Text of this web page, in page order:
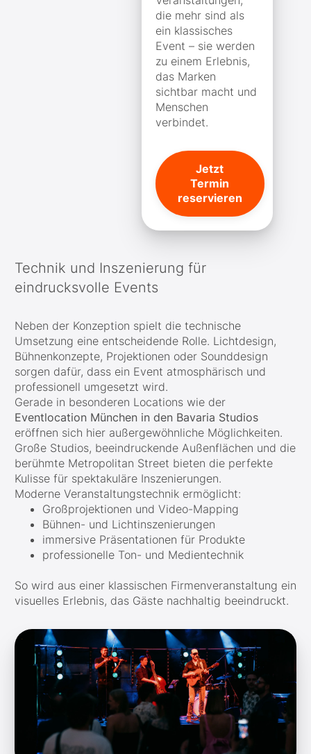
die mehr sind als
ein klassisches
Event – sie werden
zu einem Erlebnis,
das Marken
sichtbar macht und
Menschen
verbindet.
Jetzt
Termin
reservieren
Technik und Inszenierung für
eindrucksvolle Events
Neben der Konzeption spielt die technische
Umsetzung eine entscheidende Rolle. Lichtdesign,
Bühnenkonzepte, Projektionen oder Sounddesign
sorgen dafür, dass ein Event atmosphärisch und
professionell umgesetzt wird.
Gerade in besonderen Locations wie der
Eventlocation München in den Bavaria Studios
eröffnen sich hier außergewöhnliche Möglichkeiten.
Große Studios, beeindruckende Außenflächen und die
berühmte Metropolitan Street bieten die perfekte
Kulisse für spektakuläre Inszenierungen.
Moderne Veranstaltungstechnik ermöglicht:
Großprojektionen und Video-Mapping
Bühnen- und Lichtinszenierungen
immersive Präsentationen für Produkte
professionelle Ton- und Medientechnik
So wird aus einer klassischen Firmenveranstaltung ein
visuelles Erlebnis, das Gäste nachhaltig beeindruckt.